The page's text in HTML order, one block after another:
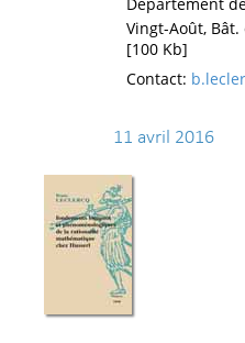
Département
Vingt-Août,
[100 Kb]
Contact:
11 avril 2016